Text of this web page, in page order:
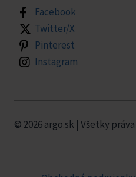
Facebook
Twitter/X
Pinterest
Instagram
© 2026 argo.sk | Všetky